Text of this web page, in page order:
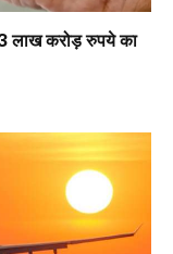
लाख करोड़ रुपये का